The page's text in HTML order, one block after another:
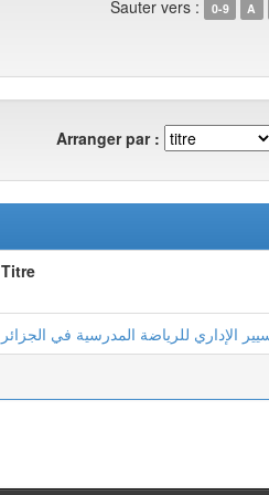
Sauter vers : 0-9 A
Arranger par :
Titre
الإداري للرياضة المدرسية في الجزائر